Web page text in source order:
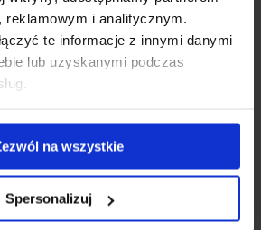
reklamowym i analitycznym.
te informacje z innymi danymi
lub uzyskanymi podczas
na wszystkie
Spersonalizuj
activos:piperina,
para:90 dias